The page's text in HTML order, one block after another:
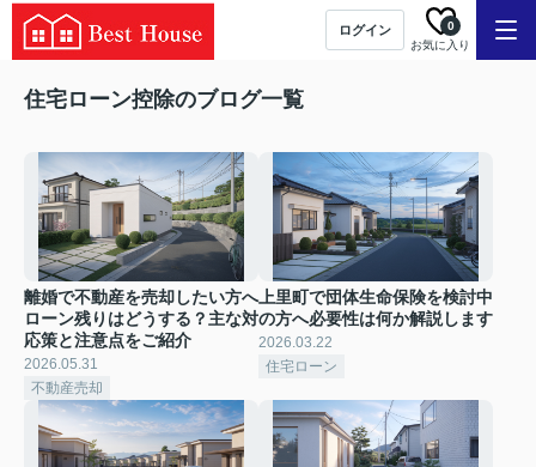
ログイン
お気に入り
0
住宅ローン控除のブログ一覧
離婚で不動産を売却したい方へ
ローン残りはどうする？主な対
応策と注意点をご紹介
2026.05.31
不動産売却
上里町で団体生命保険を検討中
の方へ必要性は何か解説します
2026.03.22
住宅ローン